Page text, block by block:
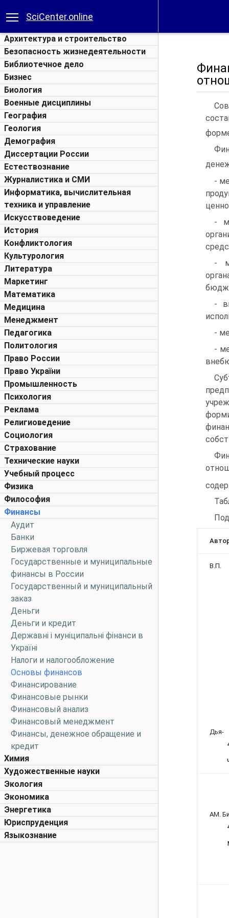
SciCenter.online
Архитектура и строительство
Безопасность жизнедеятельности
Библиотечное дело
Бизнес
Биология
Военные дисциплины
География
Геология
Демография
Диссертации России
Естествознание
Журналистика и СМИ
Информатика, вычислительная
техника и управление
Искусствоведение
История
Конфликтология
Культурология
Литература
Маркетинг
Математика
Медицина
Менеджмент
Педагогика
Политология
Право России
Право України
Промышленность
Психология
Реклама
Религиоведение
Социология
Страхование
Технические науки
Учебный процесс
Физика
Философия
Финансы
Аудит
Банки
Биржевая торговля
Государственные и муниципальные
финансы в России
Государственный и муниципальный
заказ
Деньги
Деньги и кредит
Державні і муніципальні фінанси в
Україні
Налоги и налогообложение
Основы финансов
Финансирование
Финансовые рынки
Финансовый анализ
Финансовый менеджмент
Финансы, денежное обращение и
кредит
Химия
Художественные науки
Экология
Экономика
Энергетика
Юриспруденция
Языкознание
-
-
-
-
-
-
В.П.
Дья-
AM.